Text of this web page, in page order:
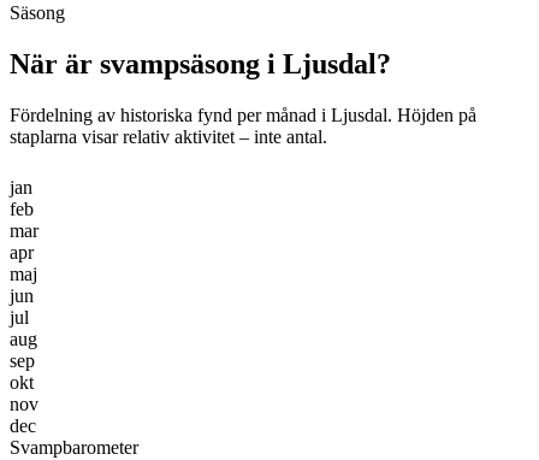
Säsong
När är svampsäsong i Ljusdal?
Fördelning av historiska fynd per månad i Ljusdal. Höjden på
staplarna visar relativ aktivitet – inte antal.
jan
feb
mar
apr
maj
jun
jul
aug
sep
okt
nov
dec
Svampbarometer